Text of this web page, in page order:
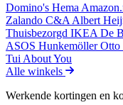
Domino's Hema
Zalando C&A Albert
Thuisbezorgd IKEA De
ASOS HunkemöllerOtto
Tui About You
Alle winkels
Werkende kortingen en